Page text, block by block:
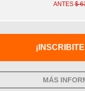
ANTES$
MÁS